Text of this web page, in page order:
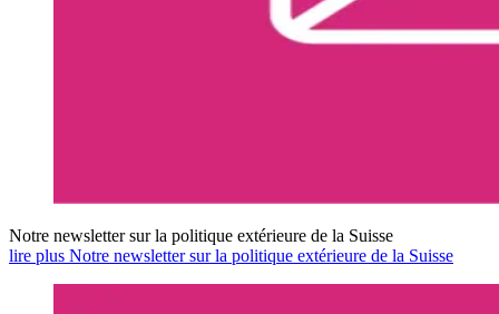
Notre newsletter sur la politique extérieure de la Suisse
lire plus Notre newsletter sur la politique extérieure de la Suisse